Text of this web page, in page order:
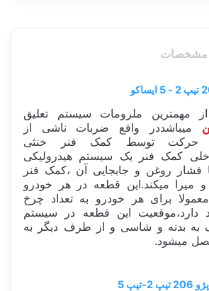
مشخصات
مهمترین ملزومات سیستم تعلیق
میباشددر واقع ضربات ناشی از
حرکت توسط کمک فنر خنثی
کمک فنر یک سیستم هیدرولیکی
فشار روغن و جابجایی آن ،کمک فنر
میرا میکند.این قطعه در هر خودرو
برای هر خودرو به تعداد چرخ
دارد،موقعیت این قطعه در سیستم
به بدنه و شاسی و از طرف دیگر به
میشود.
5